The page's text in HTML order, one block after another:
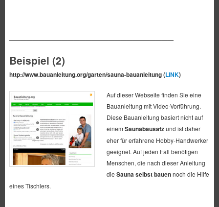
————————————————————————————
Beispiel (2)
http://www.bauanleitung.org/garten/sauna-bauanleitung (LINK)
Auf dieser Webseite finden Sie eine
Bauanleitung mit Video-Vorführung.
Diese Bauanleitung basiert nicht auf
einem Saunabausatzund ist daher
eher für erfahrene Hobby-Handwerker
geeignet. Auf jeden Fall benötigen
Menschen, die nach dieser Anleitung
die Sauna selbst bauennoch die Hilfe
eines Tischlers.